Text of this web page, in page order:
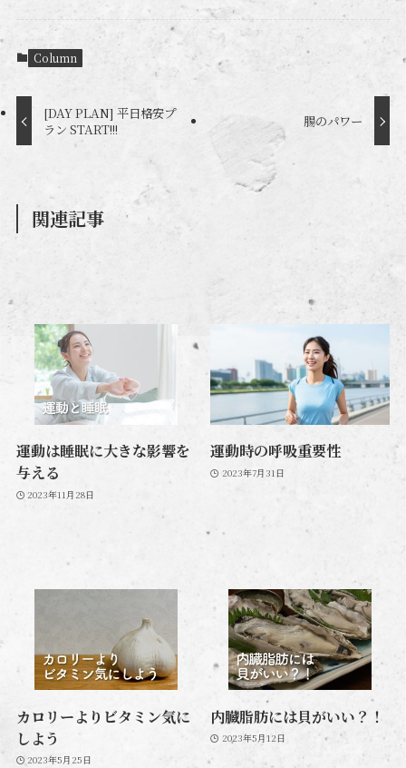
Column
[DAY PLAN] 平日格安プ
ラン START!!!
腸のパワー
関連記事
運動は睡眠に大きな影響を
与える
2023年11月28日
運動時の呼吸重要性
2023年7月31日
カロリーよりビタミン気に
しよう
2023年5月25日
内臓脂肪には貝がいい？！
2023年5月12日